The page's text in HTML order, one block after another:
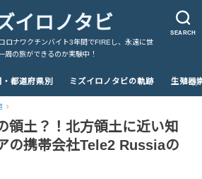
SEARCH
イロノタビ
ロナワクチンバイト3年間でFIREし、永遠に世
周の旅ができるのか実験中！
・都道府県別 ミズイロノタビの軌跡 生殖器
領土？！北方領土に近い知
の携帯会社Tele2 Russiaの